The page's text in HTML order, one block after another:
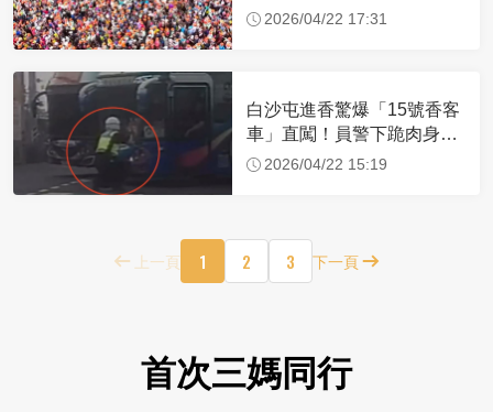
32.1萬創新高
2026/04/22 17:31
白沙屯進香驚爆「15號香客
車」直闖！員警下跪肉身擋
車：讓行人先過
2026/04/22 15:19
上一頁 1 2 3 下一頁
首次三媽同行